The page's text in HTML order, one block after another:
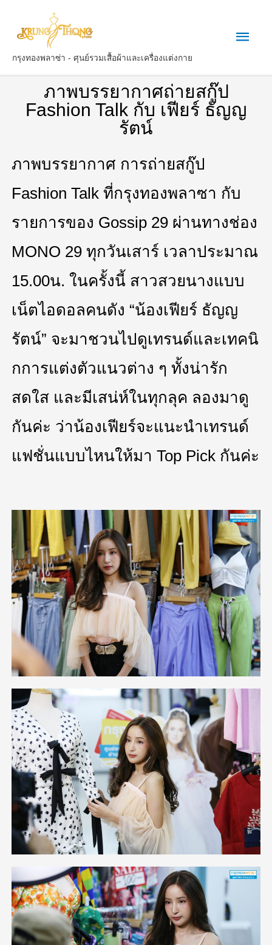
กรุงทองพลาซ่า - ศุนย์รวมเสื้อผ้าและเครื่องแต่งกาย
ภาพบรรยากาศถ่ายสกู๊ป
Fashion Talk กับ เฟียร์ ธัญญ
รัตน์
ภาพบรรยากาศ การถ่ายสกู๊ป
Fashion Talk ที่กรุงทองพลาซา กับ
รายการของ Gossip 29 ผ่านทางช่อง
MONO 29 ทุกวันเสาร์ เวลาประมาณ
15.00น. ในครั้งนี้ สาวสวยนางแบบ
เน็ตไอดอลคนดัง “น้องเฟียร์ ธัญญ
รัตน์” จะมาชวนไปดูเทรนด์และเทคนิ
กการแต่งตัวแนวต่าง ๆ ทั้งน่ารัก
สดใส และมีเสน่ห์ในทุกลุค ลองมาดู
กันค่ะ ว่าน้องเฟียร์จะแนะนำเทรนด์
แฟชั่นแบบไหนให้มา Top Pick กันค่ะ